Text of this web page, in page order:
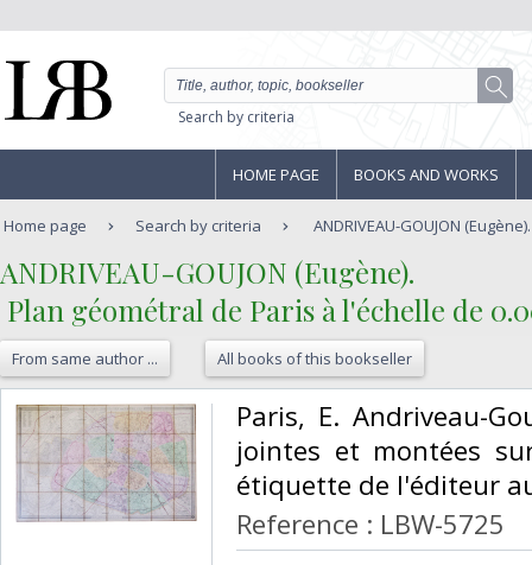
Search by criteria
HOME PAGE BOOKS AND WORKS
Home page Search by criteria ANDRIVEAU-GOUJON
‎ANDRIVEAU-GOUJON (Eugène).‎
Plan géométral de Paris à l'échelle de
From same author ... All books of this bookseller
‎Paris, E. Andriveau-
jointes et montées
étiquette de l'éditeur
Reference : LBW-5725